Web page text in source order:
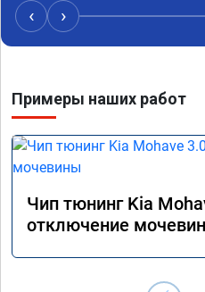
12-12.5. Коробка перестала
наборе скорости. Педаль
отзывчевее. В целом, я
‹ ›
Примеры наших работ
Чип тюнинг Kia
отключение